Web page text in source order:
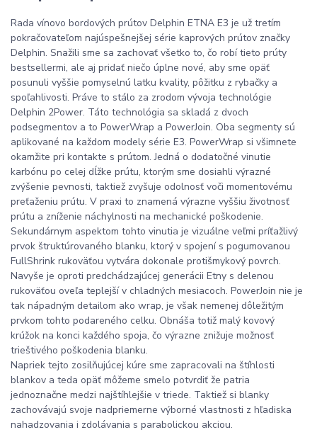
Rada vínovo bordových prútov Delphin ETNA E3 je už tretím
pokračovateľom najúspešnejšej série kaprových prútov značky
Delphin. Snažili sme sa zachovať všetko to, čo robí tieto prúty
bestsellermi, ale aj pridať niečo úplne nové, aby sme opäť
posunuli vyššie pomyselnú latku kvality, pôžitku z rybačky a
spoľahlivosti. Práve to stálo za zrodom vývoja technológie
Delphin 2Power. Táto technológia sa skladá z dvoch
podsegmentov a to PowerWrap a PowerJoin. Oba segmenty sú
aplikované na každom modely série E3. PowerWrap si všimnete
okamžite pri kontakte s prútom. Jedná o dodatočné vinutie
karbónu po celej dĺžke prútu, ktorým sme dosiahli výrazné
zvýšenie pevnosti, taktiež zvyšuje odolnosť voči momentovému
preťaženiu prútu. V praxi to znamená výrazne vyššiu životnosť
prútu a zníženie náchylnosti na mechanické poškodenie.
Sekundárnym aspektom tohto vinutia je vizuálne veľmi príťažlivý
prvok štruktúrovaného blanku, ktorý v spojení s pogumovanou
FullShrink rukoväťou vytvára dokonale protišmykový povrch.
Navyše je oproti predchádzajúcej generácii Etny s delenou
rukoväťou oveľa teplejší v chladných mesiacoch. PowerJoin nie je
tak nápadným detailom ako wrap, je však nemenej dôležitým
prvkom tohto podareného celku. Obnáša totiž malý kovový
krúžok na konci každého spoja, čo výrazne znižuje možnosť
trieštivého poškodenia blanku.
Napriek tejto zosilňujúcej kúre sme zapracovali na štíhlosti
blankov a teda opäť môžeme smelo potvrdiť že patria
jednoznačne medzi najštíhlejšie v triede. Taktiež si blanky
zachovávajú svoje nadpriemerne výborné vlastnosti z hľadiska
nahadzovania i zdolávania s parabolickou akciou.